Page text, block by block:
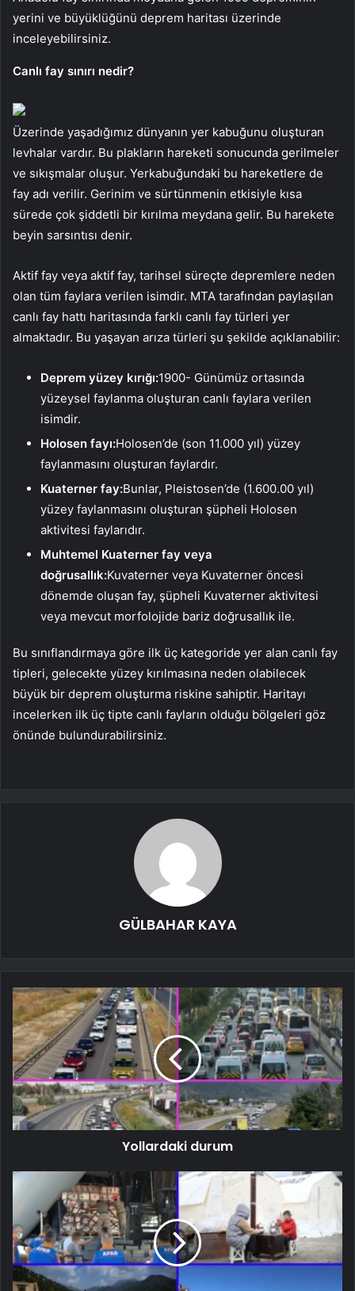
yerini ve büyüklüğünü deprem haritası üzerinde
inceleyebilirsiniz.
Canlı fay sınırı nedir?
Üzerinde yaşadığımız dünyanın yer kabuğunu oluşturan
levhalar vardır. Bu plakların hareketi sonucunda gerilmeler
ve sıkışmalar oluşur. Yerkabuğundaki bu hareketlere de
fay adı verilir. Gerinim ve sürtünmenin etkisiyle kısa
sürede çok şiddetli bir kırılma meydana gelir. Bu harekete
beyin sarsıntısı denir.
Aktif fay veya aktif fay, tarihsel süreçte depremlere neden
olan tüm faylara verilen isimdir. MTA tarafından paylaşılan
canlı fay hattı haritasında farklı canlı fay türleri yer
almaktadır. Bu yaşayan arıza türleri şu şekilde açıklanabilir:
Deprem yüzey kırığı:1900- Günümüz ortasında
yüzeysel faylanma oluşturan canlı faylara verilen
isimdir.
Holosen fayı:Holosen’de (son 11.000 yıl) yüzey
faylanmasını oluşturan faylardır.
Kuaterner fay:Bunlar, Pleistosen’de (1.600.00 yıl)
yüzey faylanmasını oluşturan şüpheli Holosen
aktivitesi faylarıdır.
Muhtemel Kuaterner fay veya
doğrusallık:Kuvaterner veya Kuvaterner öncesi
dönemde oluşan fay, şüpheli Kuvaterner aktivitesi
veya mevcut morfolojide bariz doğrusallık ile.
Bu sınıflandırmaya göre ilk üç kategoride yer alan canlı fay
tipleri, gelecekte yüzey kırılmasına neden olabilecek
büyük bir deprem oluşturma riskine sahiptir. Haritayı
incelerken ilk üç tipte canlı fayların olduğu bölgeleri göz
önünde bulundurabilirsiniz.
GÜLBAHAR KAYA
Yollardaki durum